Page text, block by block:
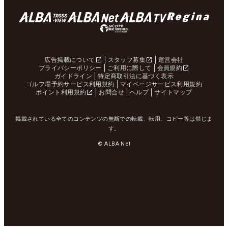
広告掲載について スタッフ募集
運営会社
プライバシーポリシー
ご利用に際して
会員規約
ガイドライン
特定商取引法に基づく表示
ゴルフ場予約サービス利用規約
マイページサービス利用規約
ポイント利用規約
お問合せ ヘルプ サイトマップ
掲載されている全てのコンテンツの無断での転載、転用、コピー等は禁じま
す。
© ALBA Net